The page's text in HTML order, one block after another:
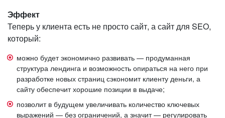
Эффект
Теперь у клиента есть не просто сайт, а сайт для SEO,
который:
можно будет экономично развивать — продуманная
структура лендинга и возможность опираться на него при
разработке новых страниц сэкономит клиенту деньги, а
сайту обеспечит хорошие позиции в выдаче;
позволит в будущем увеличивать количество ключевых
выражений — без ограничений, а значит — регулировать